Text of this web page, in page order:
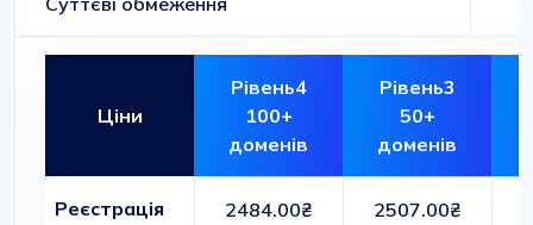
Ціни
Рівень4
100+
доменів
Рівень3
50+
доменів
Реєстрація 2484.00₴ 2507.00₴